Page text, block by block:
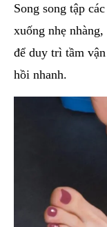
Song song tập
xuống nhẹ
để duy trì tầm
hồi nhanh.